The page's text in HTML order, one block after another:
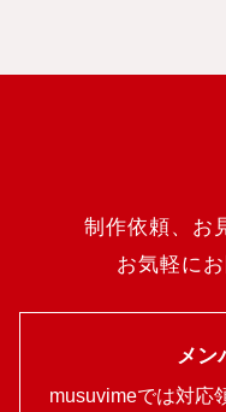
制作依頼、お
お気軽に
メン
musuvimeでは対応